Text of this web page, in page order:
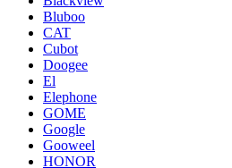
Bluboo
CAT
Cubot
Doogee
El
Elephone
GOME
Google
Gooweel
HONOR